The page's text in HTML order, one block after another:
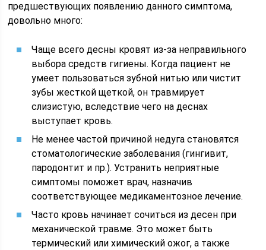
предшествующих появлению данного симптома,
довольно много:
Чаще всего десны кровят из-за неправильного
выбора средств гигиены. Когда пациент не
умеет пользоваться зубной нитью или чистит
зубы жесткой щеткой, он травмирует
слизистую, вследствие чего на деснах
выступает кровь.
Не менее частой причиной недуга становятся
стоматологические заболевания (гингивит,
пародонтит и пр.). Устранить неприятные
симптомы поможет врач, назначив
соответствующее медикаментозное лечение.
Часто кровь начинает сочиться из десен при
механической травме. Это может быть
термический или химический ожог, а также